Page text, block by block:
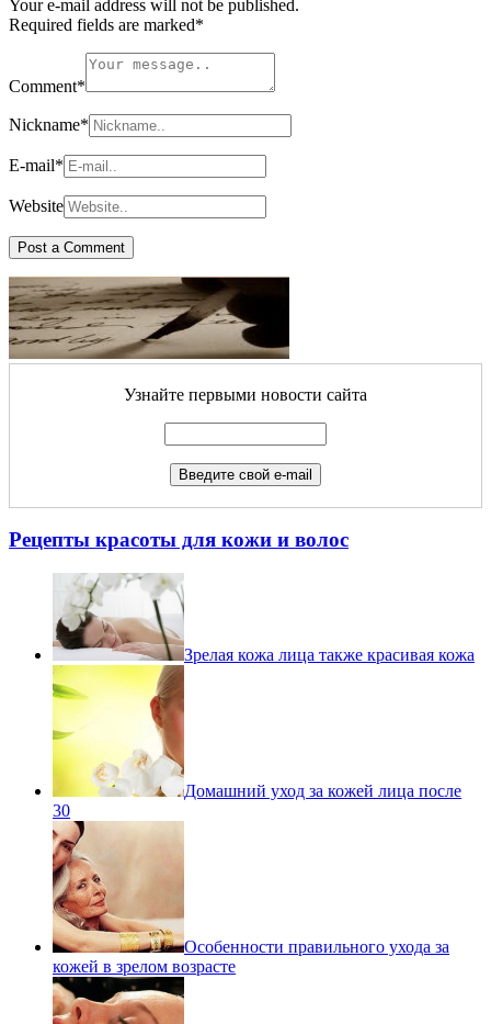
Your e-mail address will not be published.
Required fields are marked*
Comment*
Nickname*
E-mail*
Website
Узнайте первыми новости сайта
Рецепты красоты для кожи и волос
Зрелая кожа лица также красивая кожа
Домашний уход за кожей лица после
30
Особенности правильного ухода за
кожей в зрелом возрасте